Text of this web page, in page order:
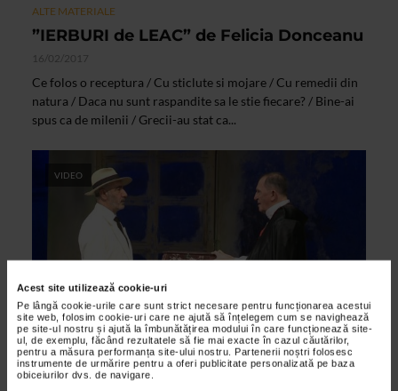
Acest site utilizează cookie-uri
Pe lângă cookie-urile care sunt strict necesare pentru funcționarea acestui
site web, folosim cookie-uri care ne ajută să înțelegem cum se navighează
pe site-ul nostru și ajută la îmbunătățirea modului în care funcționează site-
ul, de exemplu, făcând rezultatele să fie mai exacte în cazul căutărilor,
pentru a măsura performanța site-ului nostru. Partenerii noștri folosesc
instrumente de urmărire pentru a oferi publicitate personalizată pe baza
obiceiurilor dvs. de navigare.
ALTE MATERIALE
”IERBURI de LEAC” de Felicia Donceanu
16/02/2017
Ce folos o receptura / Cu sticlute si mojare / Cu remedii din
natura / Daca nu sunt raspandite sa le stie fiecare? / Bine-ai
spus ca de milenii / Grecii-au stat ca...
VIDEO
ARTELE SPECTACOLULUI
La Grande Magia, la Teatrul Bulandra